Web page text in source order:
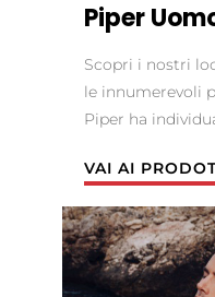
Piper
Scopri i nostri
le innumerevoli
Piper ha
VAI AI